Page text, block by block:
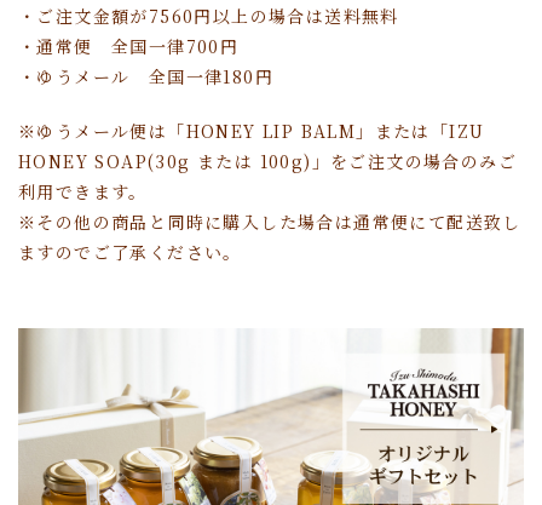
・ご注文金額が7560円以上の場合は送料無料
・通常便 全国一律700円
・ゆうメール 全国一律180円
※ゆうメール便は「HONEY LIP BALM」または「IZU
HONEY SOAP(30g または 100g)」をご注文の場合のみご
利用できます。
※その他の商品と同時に購入した場合は通常便にて配送致し
ますのでご了承ください。